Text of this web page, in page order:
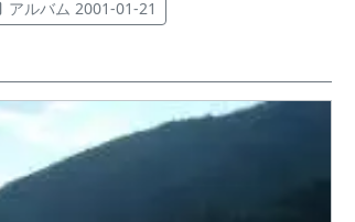
アルバム 2001-01-21